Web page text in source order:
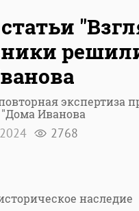
экспертиза
Иванова
2768
наследие